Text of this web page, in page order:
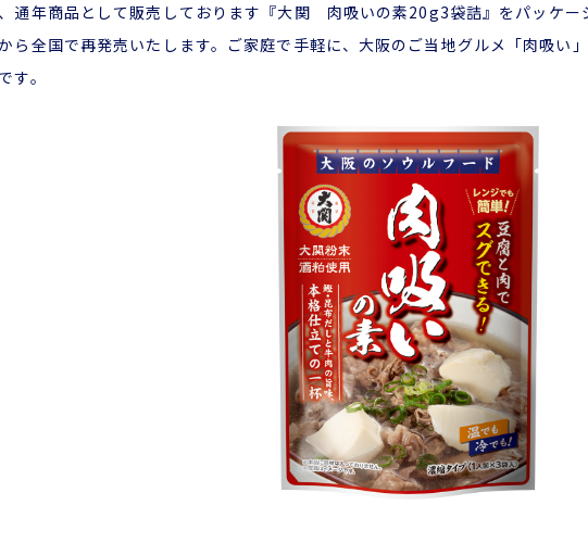
通年商品として販売しております『大関 肉吸いの素20g3袋詰』をパッケー
から全国で再発売いたします。ご家庭で手軽に、大阪のご当地グルメ「肉吸い
す。